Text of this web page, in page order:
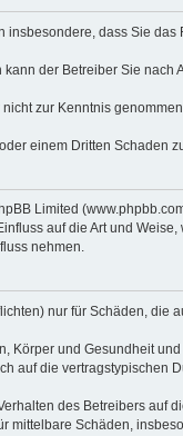
dass Sie das
der Betreiber Sie nach
zur Kenntnis
einem Dritten Schaden
Limited
auf die Art und Weise,
nehmen.
nur für Schäden, die
Körper und Gesundheit
auf die vertragstypischen
des Betreibers auf
mittelbare Schäden,